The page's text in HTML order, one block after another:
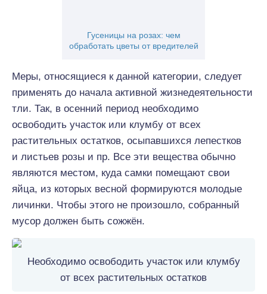
Гусеницы на розах: чем
обработать цветы от вредителей
Меры, относящиеся к данной категории, следует
применять до начала активной жизнедеятельности
тли. Так, в осенний период необходимо
освободить участок или клумбу от всех
растительных остатков, осыпавшихся лепестков
и листьев розы и пр. Все эти вещества обычно
являются местом, куда самки помещают свои
яйца, из которых весной формируются молодые
личинки. Чтобы этого не произошло, собранный
мусор должен быть сожжён.
Необходимо освободить участок или клумбу
от всех растительных остатков